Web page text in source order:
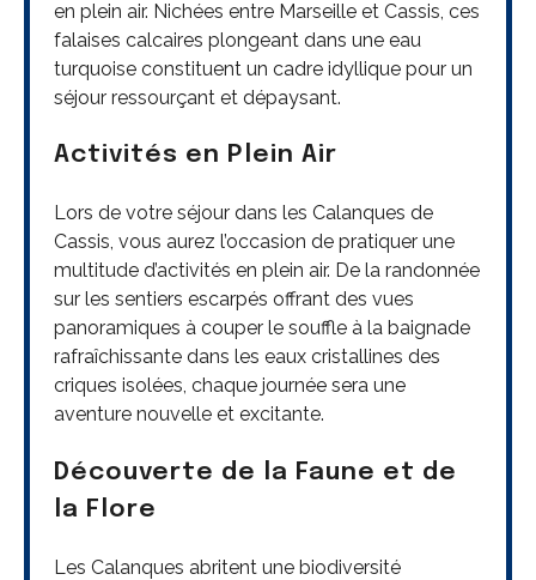
en plein air. Nichées entre Marseille et Cassis, ces
falaises calcaires plongeant dans une eau
turquoise constituent un cadre idyllique pour un
séjour ressourçant et dépaysant.
Activités en Plein Air
Lors de votre séjour dans les Calanques de
Cassis, vous aurez l’occasion de pratiquer une
multitude d’activités en plein air. De la randonnée
sur les sentiers escarpés offrant des vues
panoramiques à couper le souffle à la baignade
rafraîchissante dans les eaux cristallines des
criques isolées, chaque journée sera une
aventure nouvelle et excitante.
Découverte de la Faune et de
la Flore
Les Calanques abritent une biodiversité